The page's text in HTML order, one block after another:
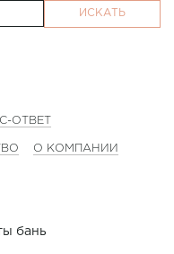
ИСКАТЬ
ОТВЕТ
О КОМПАНИИ
бань